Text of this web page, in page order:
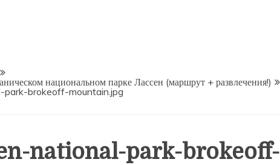
национальном парке Лассен (маршрут + развлечения!)
park-brokeoff-mountain.jpg
national-park-brokeoff-